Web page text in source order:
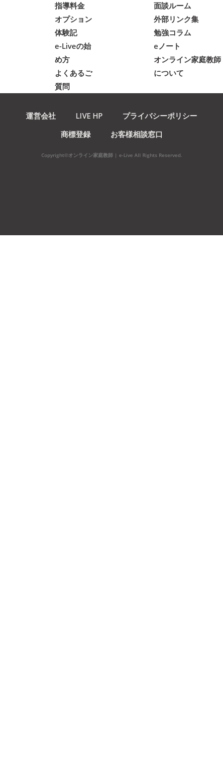
指導料金
オプション
体験記
e-Liveの始
め方
よくあるご
質問
面談ルーム
外部リンク集
勉強コラム
eノート
オンライン家庭教師
について
運営会社 LIVE HP
プライバシーポリシー
商標登録
お客様相談窓口
Copyright©オンライン家庭教師 | e-Live All Rights Reserved.